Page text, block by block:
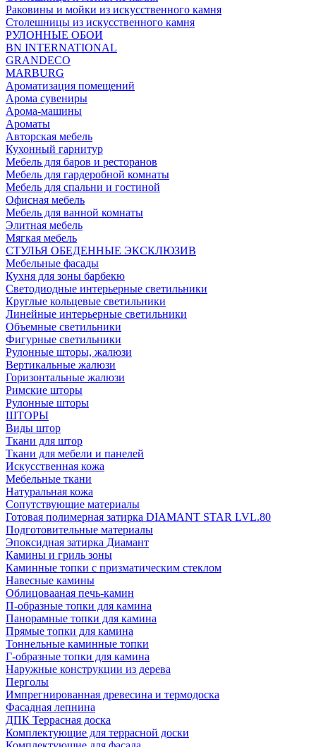
Раковины и мойки из искусственного камня
Столешницы из искусственного камня
РУЛОННЫЕ ОБОИ
BN INTERNATIONAL
GRANDECO
MARBURG
Ароматизация помещений
Арома сувениры
Арома-машины
Ароматы
Авторская мебель
Кухонный гарнитур
Мебель для баров и ресторанов
Мебель для гардеробной комнаты
Мебель для спальни и гостиной
Офисная мебель
Мебель для ванной комнаты
Элитная мебель
Мягкая мебель
СТУЛЬЯ ОБЕДЕННЫЕ ЭКСКЛЮЗИВ
Мебельные фасады
Кухня для зоны барбекю
Светодиодные интерьерные светильники
Круглые кольцевые светильники
Линейные интерьерные светильники
Объемные светильники
Фигурные светильники
Рулонные шторы, жалюзи
Вертикальные жалюзи
Горизонтальные жалюзи
Римские шторы
Рулонные шторы
ШТОРЫ
Виды штор
Ткани для штор
Ткани для мебели и панелей
Искусственная кожа
Мебельные ткани
Натуральная кожа
Сопутствующие материалы
Готовая полимерная затирка DIAMANT STAR LVL.80
Подготовительные материалы
Эпоксидная затирка Диамант
Камины и гриль зоны
Каминные топки с призматическим стеклом
Навесные камины
Облицовааная печь-камин
П-образные топки для камина
Панорамные топки для камина
Прямые топки для камина
Тоннельные каминные топки
Г-образные топки для камина
Наружные конструкции из дерева
Перголы
Импрегнированная древесина и термодоска
Фасадная лепнина
ДПК Террасная доска
Комплектующие для террасной доски